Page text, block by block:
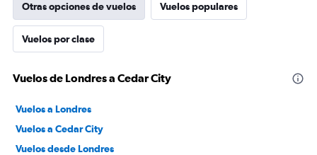
Otras opciones de vuelos Vuelos populares
Vuelos por clase
Vuelos de Londres a Cedar City
Vuelos a Londres
Vuelos a Cedar City
Vuelos desde Londres